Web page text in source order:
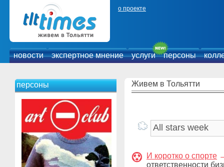
о проекте
новости экспертное мнение услуги персоны
персоны Живем в Тольятти
И коротко о спорте
ответственности